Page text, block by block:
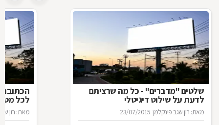
שלטים "מדברים" - כל מה שרציתם
לדעת על שילוט דיגיטלי
מאת: רון שגב פינקלמן 23/07/2015
הכתובת
לכל
מאת: רון